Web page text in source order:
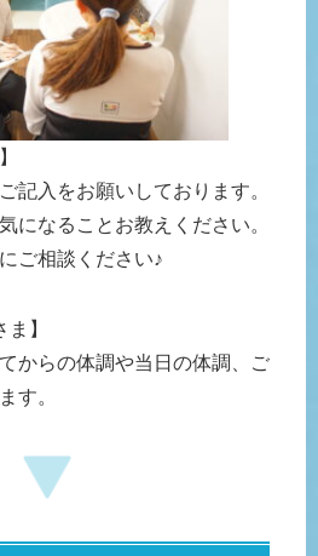
記入をお願いしております。
になることお教えください。
ご相談ください♪
】
からの体調や当日の体調、ご
す。